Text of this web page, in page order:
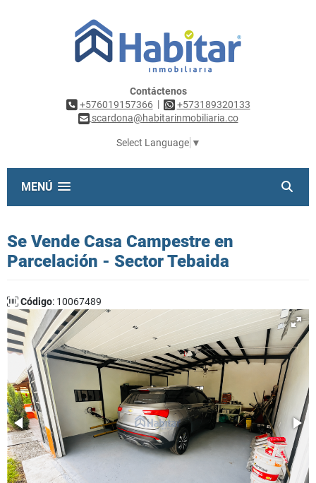
Contáctenos
+576019157366 |
+573189320133
scardona@habitarinmobiliaria.co
Select Language ▼
MENÚ
Se Vende Casa Campestre en
Parcelación - Sector Tebaida
Código: 10067489